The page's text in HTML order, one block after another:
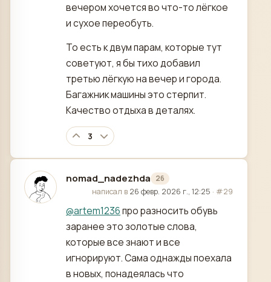
вечером хочется во что-то лёгкое
и сухое переобуть.
То есть к двум парам, которые тут
советуют, я бы тихо добавил
третью лёгкую на вечер и города.
Багажник машины это стерпит.
Качество отдыха в деталях.
3
nomad_nadezhda 26
отредактировано
написал в 26 февр. 2026 г., 12:25 · #29
@artem1236про разносить обувь
заранее это золотые слова,
которые все знают и все
игнорируют. Сама однажды поехала
в новых, понадеялась что